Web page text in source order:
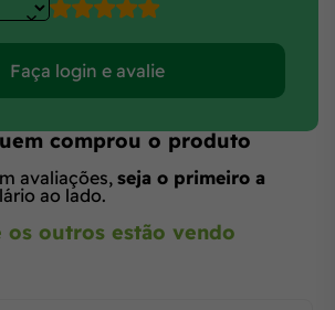
Faça login e avalie
comprou o produto
avaliações, seja o primeiro a
ao lado.
os outros estão vendo